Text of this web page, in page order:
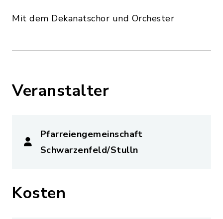
Mit dem Dekanatschor und Orchester
Veranstalter
Pfarreiengemeinschaft
Schwarzenfeld/Stulln
Kosten